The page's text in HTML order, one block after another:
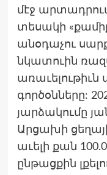
մէջ
տեսակի
անօդաչու
նկատուին
գործօնները:
յարձակումը
Արցախի
աւելի քան
ընթացքին